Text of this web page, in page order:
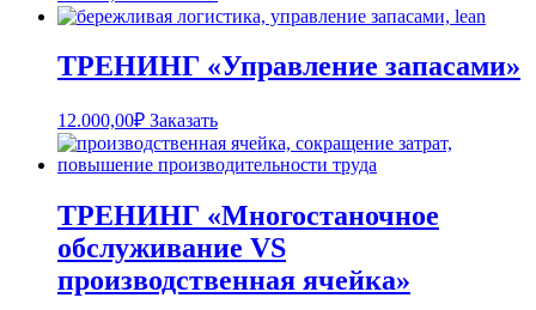
ТРЕНИНГ «Управление запасами»
12.000,00₽ Заказать
ТРЕНИНГ «Многостаночное
обслуживание VS
производственная ячейка»